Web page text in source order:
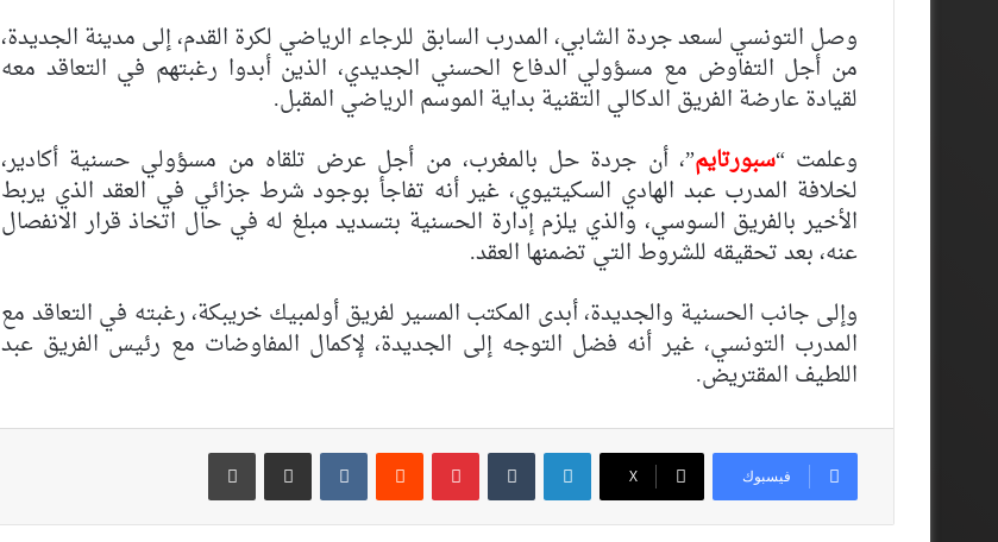
وصل التونسي لسعد جردة الشابي، المدرب السابق للرجاء الرياضي لكرة القدم، إلى مدينة الجديدة،
من أجل التفاوض مع مسؤولي الدفاع الحسني الجديدي، الذين أبدوا رغبتهم في التعاقد معه
لقيادة عارضة الفريق الدكالي التقنية بداية الموسم الرياضي المقبل.
وعلمت “سبورتايم”، أن جردة حل بالمغرب، من أجل عرض تلقاه من مسؤولي حسنية أكادير،
لخلافة المدرب عبد الهادي السكيتيوي، غير أنه تفاجأ بوجود شرط جزائي في العقد الذي يربط
الأخير بالفريق السوسي، والذي يلزم إدارة الحسنية بتسديد مبلغ له في حال اتخاذ قرار الانفصال
عنه، بعد تحقيقه للشروط التي تضمنها العقد.
وإلى جانب الحسنية والجديدة، أبدى المكتب المسير لفريق أولمبيك خريبكة، رغبته في التعاقد مع
المدرب التونسي، غير أنه فضل التوجه إلى الجديدة، لإكمال المفاوضات مع رئيس الفريق عبد
اللطيف المقتريض.
فيسبوك ‫X
لينكدإن بينتيريست مشاركة عبر البريد طباعة
الرجاء يحتفي بمتقاعديه في مبادرة وفاء
تبرز القيم الإنسانية للنادي
الرجاء يؤجل جمعه العام ويعقد لقاء
تواصليا
ويباشر مهامه مع الوداد
حسنية أكادير
مؤجلات البطولة بعد التوقف الدولي